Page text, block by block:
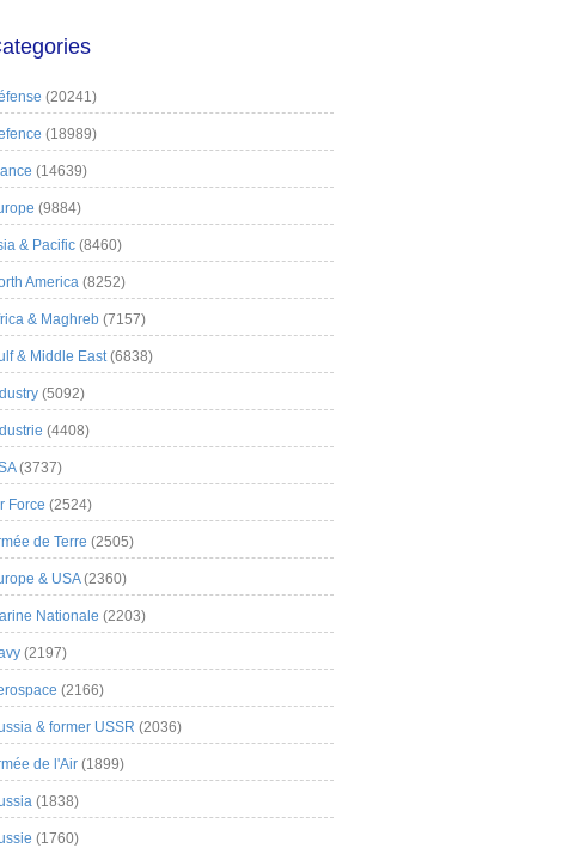
(20241)
(18989)
(14639)
(9884)
& Pacific (8460)
America (8252)
& Maghreb (7157)
& Middle East(6838)
(5092)
(4408)
(3737)
Force (2524)
de Terre (2505)
& USA(2360)
Nationale (2203)
(2197)
(2166)
& former USSR (2036)
de l'Air (1899)
(1838)
(1760)